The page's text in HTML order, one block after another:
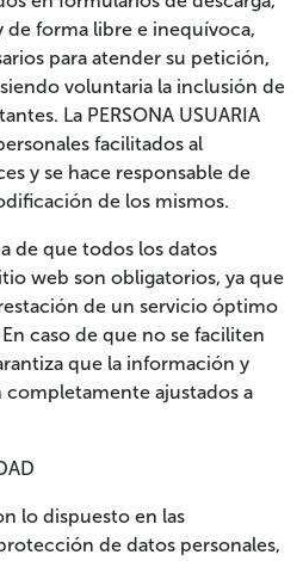
de forma libre e inequívoca,
para atender su petición,
voluntaria la inclusión de
La PERSONA USUARIA
facilitados al
y se hace responsable de
de los mismos.
de que todos los datos
web son obligatorios, ya que
de un servicio óptimo
En caso de que no se faciliten
que la información y
completamente ajustados a
lo dispuesto en las
de datos personales,